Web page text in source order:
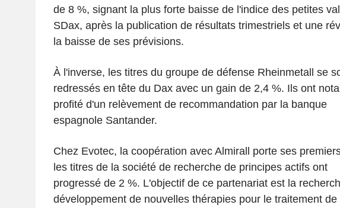
de 8 %, signant la plus forte baisse de l'indice des petites
SDax, après la publication de résultats trimestriels et une
la baisse de ses prévisions.
À l'inverse, les titres du groupe de défense Rheinmetall se
redressés en tête du Dax avec un gain de 2,4 %. Ils ont
profité d'un relèvement de recommandation par la banque
espagnole Santander.
Chez Evotec, la coopération avec Almirall porte ses
les titres de la société de recherche de principes actifs ont
progressé de 2 %. L'objectif de ce partenariat est la
développement de nouvelles thérapies pour le traitement de